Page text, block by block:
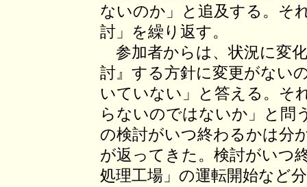
ないのか」と追及する。そ
討」を繰り返す。
参加者からは、状況に変
討』する方針に変更がない
いていない」と答える。そ
らないのではないか」と問
の検討がいつ終わるかは分
が返ってきた。検討がいつ
処理工場」の運転開始など